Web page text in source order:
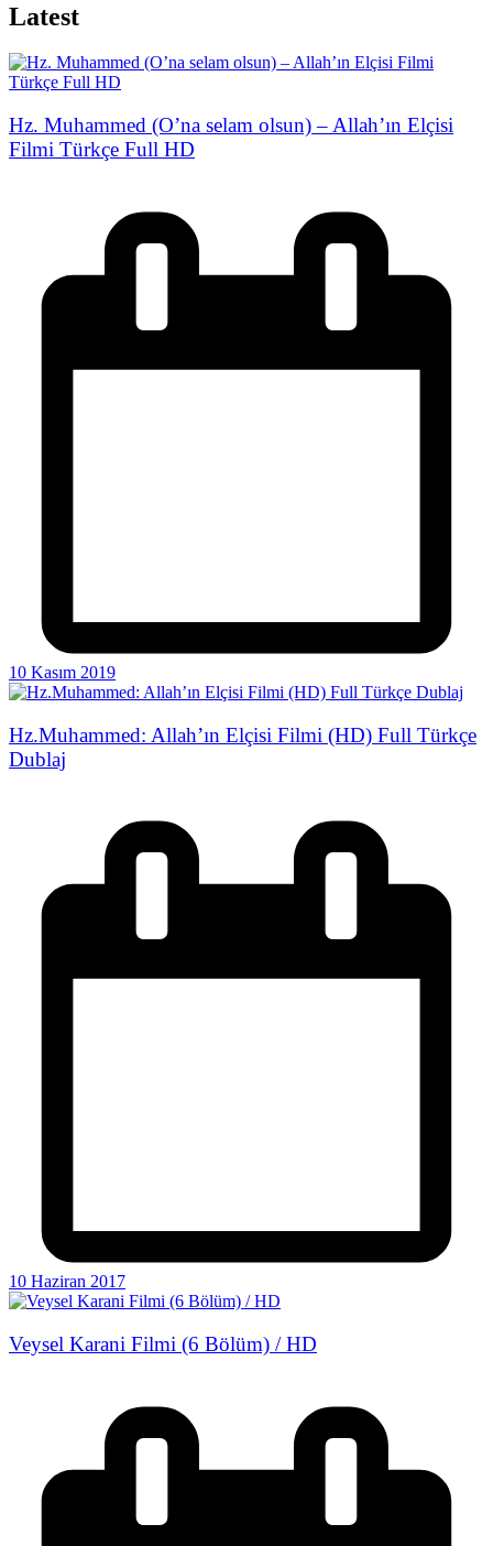
Latest
Hz. Muhammed (O’na selam olsun) – Allah’ın Elçisi
Filmi Türkçe Full HD
10 Kasım 2019
Hz.Muhammed: Allah’ın Elçisi Filmi (HD) Full Türkçe
Dublaj
10 Haziran 2017
Veysel Karani Filmi (6 Bölüm) / HD